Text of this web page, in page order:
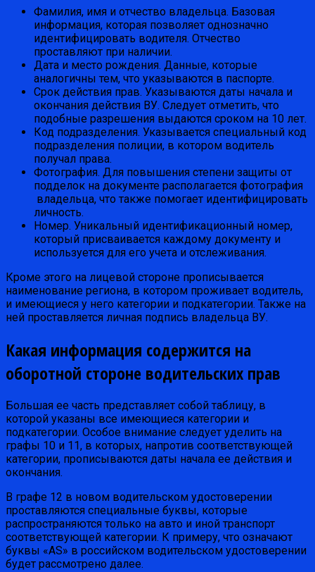
Фамилия, имя и отчество владельца. Базовая
информация, которая позволяет однозначно
идентифицировать водителя. Отчество
проставляют при наличии.
Дата и место рождения. Данные, которые
аналогичны тем, что указываются в паспорте.
Срок действия прав. Указываются даты начала и
окончания действия ВУ. Следует отметить, что
подобные разрешения выдаются сроком на 10 лет.
Код подразделения. Указывается специальный код
подразделения полиции, в котором водитель
получал права.
Фотография. Для повышения степени защиты от
подделок на документе располагается фотография
владельца, что также помогает идентифицировать
личность.
Номер. Уникальный идентификационный номер,
который присваивается каждому документу и
используется для его учета и отслеживания.
Кроме этого на лицевой стороне прописывается
наименование региона, в котором проживает водитель,
и имеющиеся у него категории и подкатегории. Также на
ней проставляется личная подпись владельца ВУ.
Какая информация содержится на
оборотной стороне водительских прав
Большая ее часть представляет собой таблицу, в
которой указаны все имеющиеся категории и
подкатегории. Особое внимание следует уделить на
графы 10 и 11, в которых, напротив соответствующей
категории, прописываются даты начала ее действия и
окончания.
В графе 12 в новом водительском удостоверении
проставляются специальные буквы, которые
распространяются только на авто и иной транспорт
соответствующей категории. К примеру, что означают
буквы «AS» в российском водительском удостоверении
будет рассмотрено далее.